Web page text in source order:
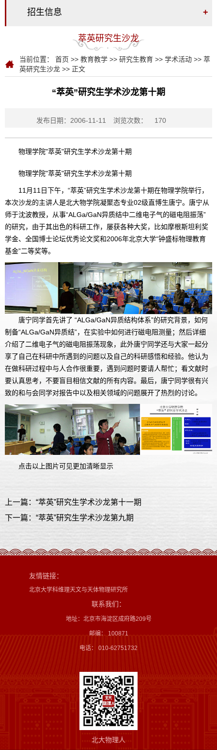
招生信息 +
萃英研究生沙龙
当前位置： 首页 >> 教育教学 >> 研究生教育 >> 学术活动 >> 萃
英研究生沙龙 >> 正文
“萃英”研究生学术沙龙第十期
发布日期：2006-11-11 浏览次数： 170
物理学院"萃英"研究生学术沙龙第十期
物理学院"萃英"研究生学术沙龙第十期
11月11日下午，“萃英”研究生学术沙龙第十期在物理学院举行，
本次沙龙的主讲人是北大物学院凝聚态专业02级直博生唐宁。唐宁从
师于沈波教授，从事“ALGa/GaN异质结中二维电子气的磁电阻振荡”
的研究，由于其出色的科研工作，屡获各种大奖，比如摩根斯坦利奖
学金、全国博士论坛优秀论文奖和2006年北京大学“钟盛标物理教育
基金”二等奖等。
唐宁同学首先讲了 “ALGa/GaN异质结构体系”的研究背景，如何
制备“ALGa/GaN异质结”，在实验中如何进行磁电阻测量；然后详细
介绍了二维电子气的磁电阻振荡现象，此外唐宁同学还与大家一起分
享了自己在科研中所遇到的问题以及自己的科研感悟和经验。他认为
在做科研过程中与人合作很重要，遇到问题时要请人帮忙；看文献时
要认真思考，不要盲目相信文献的所有内容。最后，唐宁同学很有兴
致的和与会同学对报告中以及相关领域的问题展开了热烈的讨论。
点击以上图片可见更加清晰显示
上一篇：“萃英”研究生学术沙龙第十一期
下一篇：“萃英”研究生学术沙龙第九期
友情链接：
北京大学科维理天文与天体物理研究所
联系我们：
地址：北京市海淀区成府路209号
邮编： 100871
电话： 010-62751732
北大物理人